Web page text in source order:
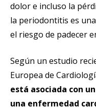
dolor e incluso la
la periodontitis es
el riesgo de padecer
Según un estudio
Europea de
está asociada con
una enfermedad